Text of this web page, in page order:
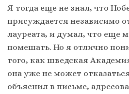
Я тогда еще не знал, что
присуждается независимо
лауреата, и думал, что еще
помешать. Но я отлично
того, как шведская
она уже не может
объяснил в письме,